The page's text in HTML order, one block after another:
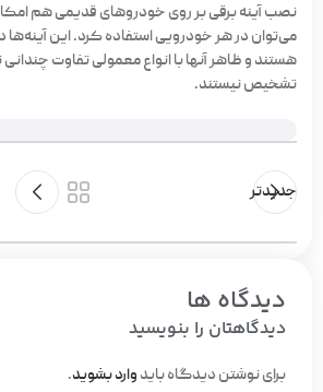
نصب آینه برقی بر روی خودروهای قدیمی هم
می‌توان در هر خودرویی استفاده کرد. این آینه‌ها
هستند و ظاهر آنها با انواع معمولی تفاوت چندانی
تشخیص نیستند.
جدیدتر
دیدگاه ها
دیدگاهتان را بنویسید
برای نوشتن دیدگاه باید وارد بشوید.